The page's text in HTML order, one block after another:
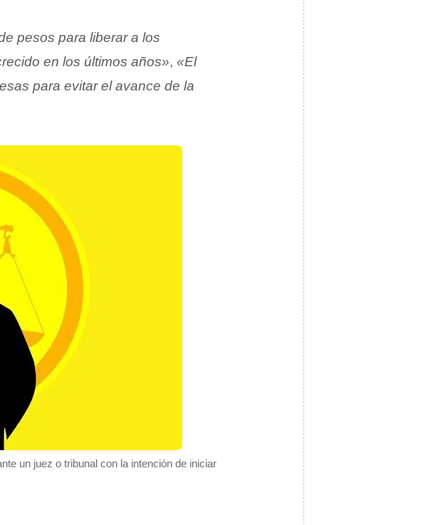
un juez o tribunal con la intención de iniciar
pesos para liberar a los
en los últimos años», «El
para evitar el avance de la